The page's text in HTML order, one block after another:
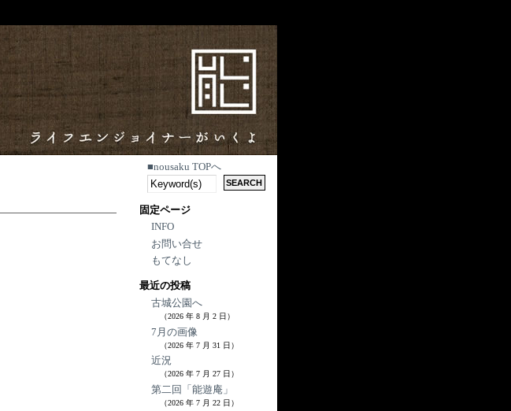
■nousaku TOPへ
固定ページ
INFO
お問い合せ
もてなし
最近の投稿
古城公園へ
（2026 年 8 月 2 日）
7月の画像
（2026 年 7 月 31 日）
近況
（2026 年 7 月 27 日）
第二回「能遊庵」
（2026 年 7 月 22 日）